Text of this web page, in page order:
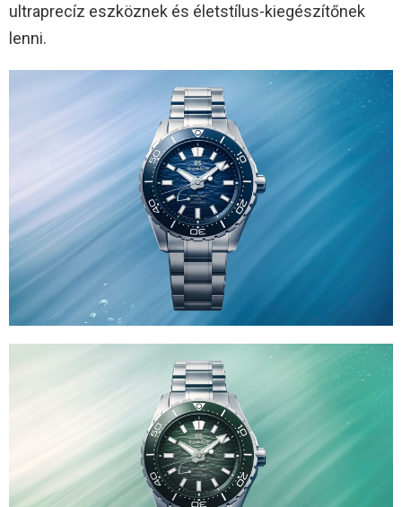
ultraprecíz eszköznek és életstílus-kiegészítőnek
lenni.